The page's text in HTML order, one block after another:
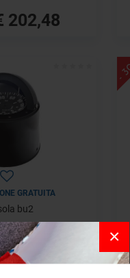
×
202,48
GRATUITA
bu2
limitata
304,33
-